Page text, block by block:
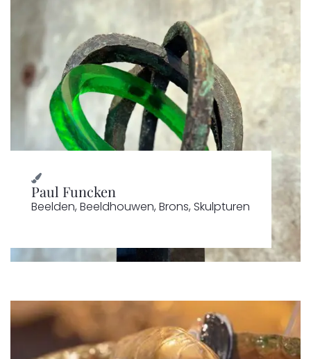
Paul Funcken
Beelden, Beeldhouwen, Brons, Skulpturen